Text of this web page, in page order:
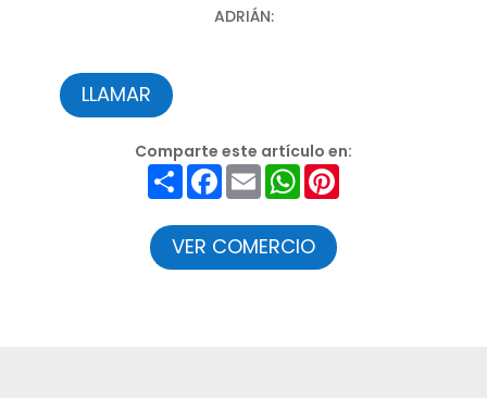
ADRIÁN:
LLAMAR
Comparte este artículo en:
CompartirFacebook
Email WhatsApp
VER COMERCIO